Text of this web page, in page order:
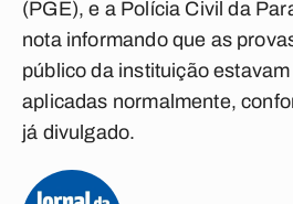
(PGE), e a Polícia Civil da
nota informando que as
público da instituição
aplicadas normalmente,
já divulgado.